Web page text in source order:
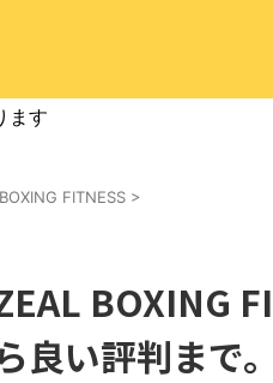
ます
FITNESS >
BOXING
良い評判まで